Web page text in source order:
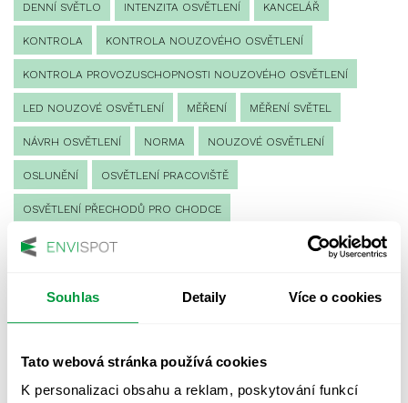
Souhlas Detaily Více o cookies
Tato webová stránka používá cookies
K personalizaci obsahu a reklam, poskytování funkcí
DENNÍ SVĚTLO INTENZITA OSVĚTLENÍ KANCELÁŘ
KONTROLA KONTROLA NOUZOVÉHO OSVĚTLENÍ
KONTROLA PROVOZUSCHOPNOSTI NOUZOVÉHO OSVĚTLENÍ
LED NOUZOVÉ OSVĚTLENÍ MĚŘENÍ MĚŘENÍ SVĚTEL
NÁVRH OSVĚTLENÍ NORMA NOUZOVÉ OSVĚTLENÍ
OSLUNĚNÍ OSVĚTLENÍ PRACOVIŠTĚ
OSVĚTLENÍ PŘECHODŮ PRO CHODCE
OSVĚTLENÍ SPORTOVIŠŤ